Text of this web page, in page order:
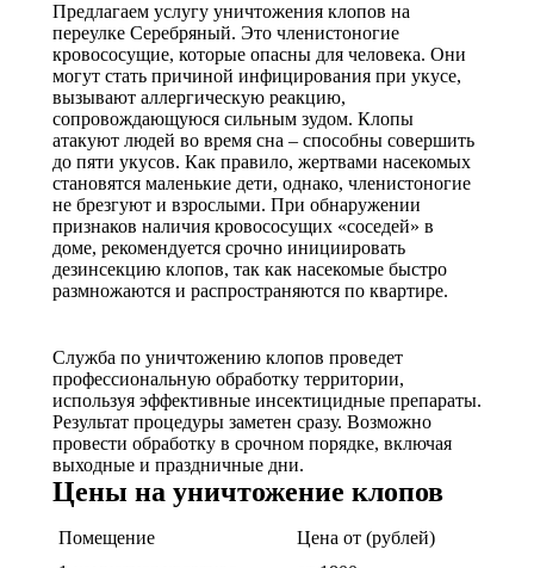
Предлагаем услугу уничтожения клопов на
переулке Серебряный. Это членистоногие
кровососущие, которые опасны для человека. Они
могут стать причиной инфицирования при укусе,
вызывают аллергическую реакцию,
сопровождающуюся сильным зудом. Клопы
атакуют людей во время сна – способны совершить
до пяти укусов. Как правило, жертвами насекомых
становятся маленькие дети, однако, членистоногие
не брезгуют и взрослыми. При обнаружении
признаков наличия кровососущих «соседей» в
доме, рекомендуется срочно инициировать
дезинсекцию клопов, так как насекомые быстро
размножаются и распространяются по квартире.
Служба по уничтожению клопов проведет
профессиональную обработку территории,
используя эффективные инсектицидные препараты.
Результат процедуры заметен сразу. Возможно
провести обработку в срочном порядке, включая
выходные и праздничные дни.
Цены на уничтожение клопов
Помещение
Цена от (рублей)